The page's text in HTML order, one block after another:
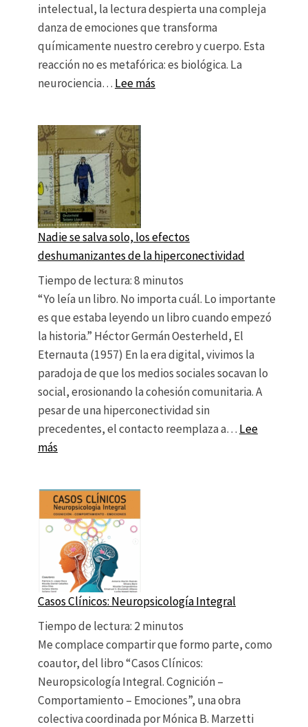
intelectual, la lectura despierta una compleja
danza de emociones que transforma
químicamente nuestro cerebro y cuerpo. Esta
reacción no es metafórica: es biológica. La
neurociencia… Lee más: Dopamina, Oxitocina y
Nadie se salva solo, los efectos
deshumanizantes de la hiperconectividad
Tiempo de lectura:8 minutos
“Yo leía un libro. No importa cuál. Lo importante
es que estaba leyendo un libro cuando empezó
la historia.” Héctor Germán Oesterheld, El
Eternauta (1957) En la era digital, vivimos la
paradoja de que los medios sociales socavan lo
social, erosionando la cohesión comunitaria. A
pesar de una hiperconectividad sin
precedentes, el contacto reemplaza a… Lee
más: Nadie se salva solo, los efectos
Casos Clínicos: Neuropsicología Integral
Tiempo de lectura: 2minutos
Me complace compartir que formo parte, como
coautor, del libro “Casos Clínicos:
Neuropsicología Integral. Cognición –
Comportamiento – Emociones”, una obra
colectiva coordinada por Mónica B. Marzetti